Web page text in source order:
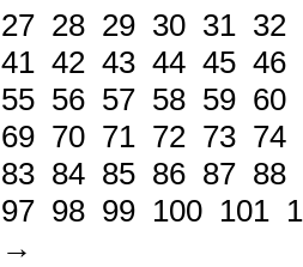
27 28 29 30 31 32
41 42 43 44 45 46
55 56 57 58 59 60
69 70 71 72 73 74
83 84 85 86 87 88
97 98 99 100 101
→